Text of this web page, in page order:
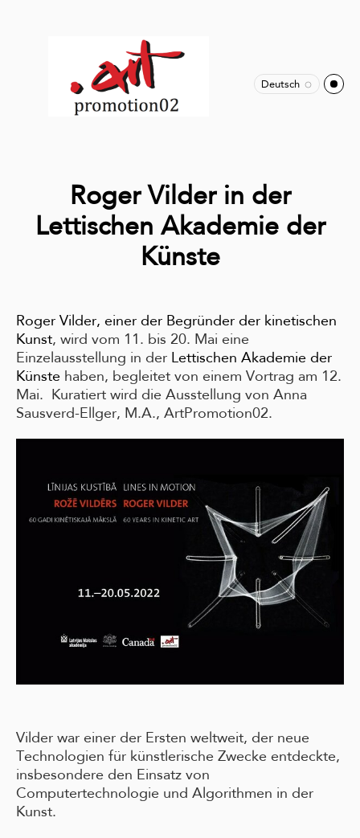
Deutsch
Roger Vilder in der
Lettischen Akademie der
Künste
Roger Vilder, einer der Begründer der kinetischen
Kunst, wird vom 11. bis 20. Mai eine
Einzelausstellung in der Lettischen Akademie der
Künste haben, begleitet von einem Vortrag am 12.
Mai. Kuratiert wird die Ausstellung von Anna
Sausverd-Ellger, M.A., ArtPromotion02.
Vilder war einer der Ersten weltweit, der neue
Technologien für künstlerische Zwecke entdeckte,
insbesondere den Einsatz von
Computertechnologie und Algorithmen in der
Kunst.